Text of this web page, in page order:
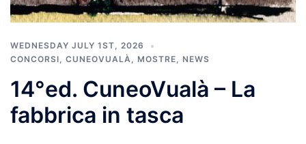
WEDNESDAY JULY 1ST, 2026
CONCORSI
CUNEOVUALÀ MOSTRE NEWS
14°ed. CuneoVualà – La
fabbrica in tasca